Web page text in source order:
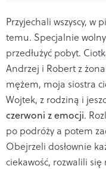
Przyjechali wszyscy, w
temu. Specjalnie
przedłużyć pobyt.
Andrzej i Robert z
mężem, moja siostra
Wojtek, z rodziną i
czerwoni z emocji.
po podróży a potem
Obejrzeli dosłownie
ciekawość, rozwalili